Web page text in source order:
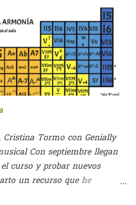
(aparecía en
Este acorde aparece al
de cualquier tonalidad y
(3ªM + 5ªJ) a partir de
inversión, tal como
Su función es de
resolución es a la Dominante
en Do Mayor:
fijamos en el ejemplo que
Ma...
Cristina Tormo con Genially
Con septiembre llegan
curso y probar nuevos
un recurso que he